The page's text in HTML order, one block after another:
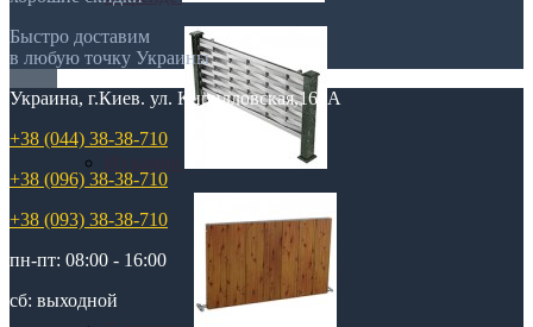
Быстро доставим
в любую точку Украины
Украина, г.Киев. ул. Кирилловская,160А
+38 (044) 38-38-710
+38 (096) 38-38-710
+38 (093) 38-38-710
пн-пт: 08:00 - 16:00
сб: выходной